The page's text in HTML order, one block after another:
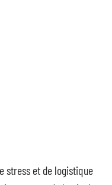
stress et de logistique